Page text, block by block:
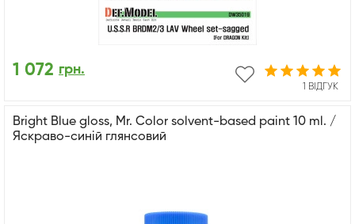
1 ВІДГУК
1 072 грн.
Bright Blue gloss, Mr. Color solvent-based paint 10 ml. /
Яскраво-синій глянсовий